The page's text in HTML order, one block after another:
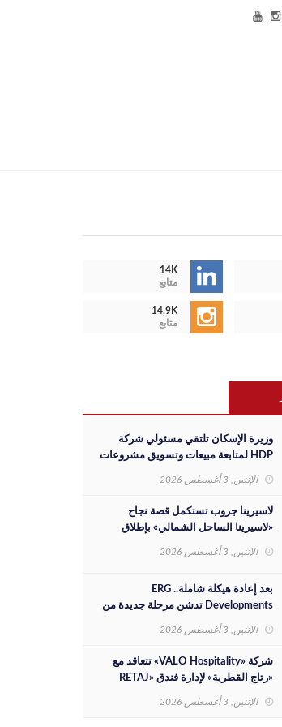
14K
متابع
14,9K
متابع
وزيرة الإسكان تلتقي مسئولي شركة
HDP لمتابعة مبيعات وتسويق مشروعات
المدن الجديدة والفرص الاستثمارية
الإثنين, 3 أغسطس 2026
لاسيرينا جروب تستكمل قصة نجاح
«لاسيرينا الساحل الشمالي» بإطلاق
مرحلة جديدة على مساحة 30 فدانًا
الإثنين, 3 أغسطس 2026
بعد إعادة هيكلة شاملة.. ERG
Developments تدشن مرحلة جديدة من
النمو بدعم مالي بقيمة 700 مليون جنيه
الإثنين, 3 أغسطس 2026
شركة «VALO Hospitality» تتعاقد مع
«رتاج القطرية» لإدارة فندق «RETAJ
الإثنين, 3 أغسطس 2026